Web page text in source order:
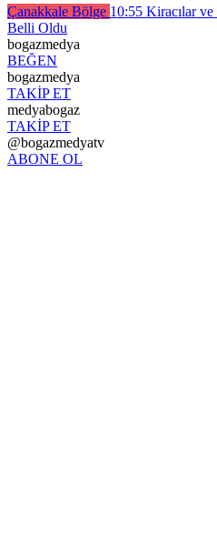
Çanakkale Bölge 10:55 Kiracılar
Belli Oldu
bogazmedya
BEĞEN
bogazmedya
TAKİP ET
medyabogaz
TAKİP ET
@bogazmedyatv
ABONE OL